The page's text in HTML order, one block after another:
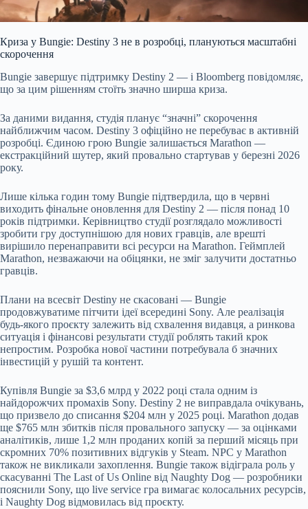
Криза у Bungie: Destiny 3 не в розробці, плануються масштабні
скорочення
Bungie завершує підтримку Destiny 2 — і Bloomberg повідомляє,
що за цим рішенням стоїть значно ширша криза.
За даними видання, студія планує “значні” скорочення
найближчим часом. Destiny 3 офіційно не перебуває в активній
розробці. Єдиною грою Bungie залишається Marathon —
екстракційний шутер, який провально стартував у березні 2026
року.
Лише кілька годин тому Bungie підтвердила, що в червні
виходить фінальне оновлення для Destiny 2 — після понад 10
років підтримки. Керівництво студії розглядало можливості
зробити гру доступнішою для нових гравців, але врешті
вирішило перенаправити всі ресурси на Marathon. Геймплей
Marathon, незважаючи на обіцянки, не зміг залучити достатньо
гравців.
Плани на всесвіт Destiny не скасовані — Bungie
продовжуватиме пітчити ідеї всередині Sony. Але реалізація
будь-якого проєкту залежить від схвалення видавця, а ринкова
ситуація і фінансові результати студії роблять такий крок
непростим. Розробка нової частини потребувала б значних
інвестицій у рушій та контент.
Купівля Bungie за $3,6 млрд у 2022 році стала одним із
найдорожчих промахів Sony. Destiny 2 не виправдала очікувань,
що призвело до списання $204 млн у 2025 році. Marathon додав
ще $765 млн збитків після провального запуску — за оцінками
аналітиків, лише 1,2 млн проданих копій за перший місяць при
скромних 70% позитивних відгуків у Steam. NPC у Marathon
також не викликали захоплення. Bungie також відіграла роль у
скасуванні The Last of Us Online від Naughty Dog — розробники
пояснили Sony, що live service гра вимагає колосальних ресурсів,
і Naughty Dog відмовилась від проєкту.